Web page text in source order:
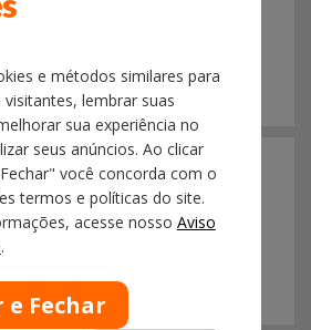
DO MANUAL
18/06
2026
007 - ALTA VOLUMETRIA DE
E IMPACTO NO
DO TECA-GRU
e métodos similares para
lembrar suas
sua experiência no
seus anúncios. Ao clicar
você concorda com o
termos e políticas do site.
acesse nosso Aviso
.